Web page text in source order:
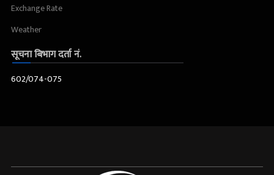
Exchange Rate
Weather
सूचना बिभाग दर्ता नं.
602/074-075